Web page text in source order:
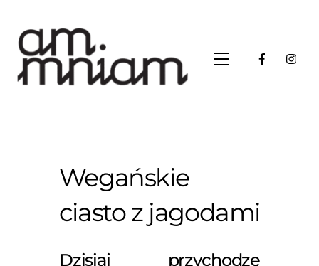
content
Menu
Wegańskie
ciasto z jagodami
Dzisiaj przychodzę